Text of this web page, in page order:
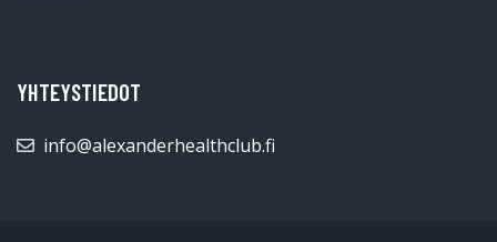
YHTEYSTIEDOT
info@alexanderhealthclub.fi